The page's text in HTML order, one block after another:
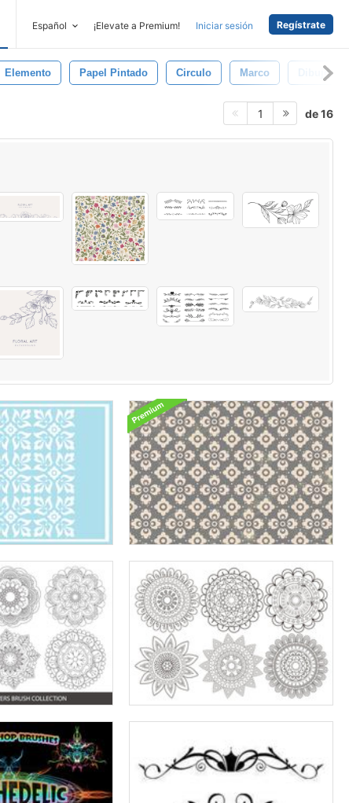
Español ¡Elevate a Premium! Iniciar sesión Regístrate
Elemento Papel Pintado Circulo Marco Dibujo
1 de 16